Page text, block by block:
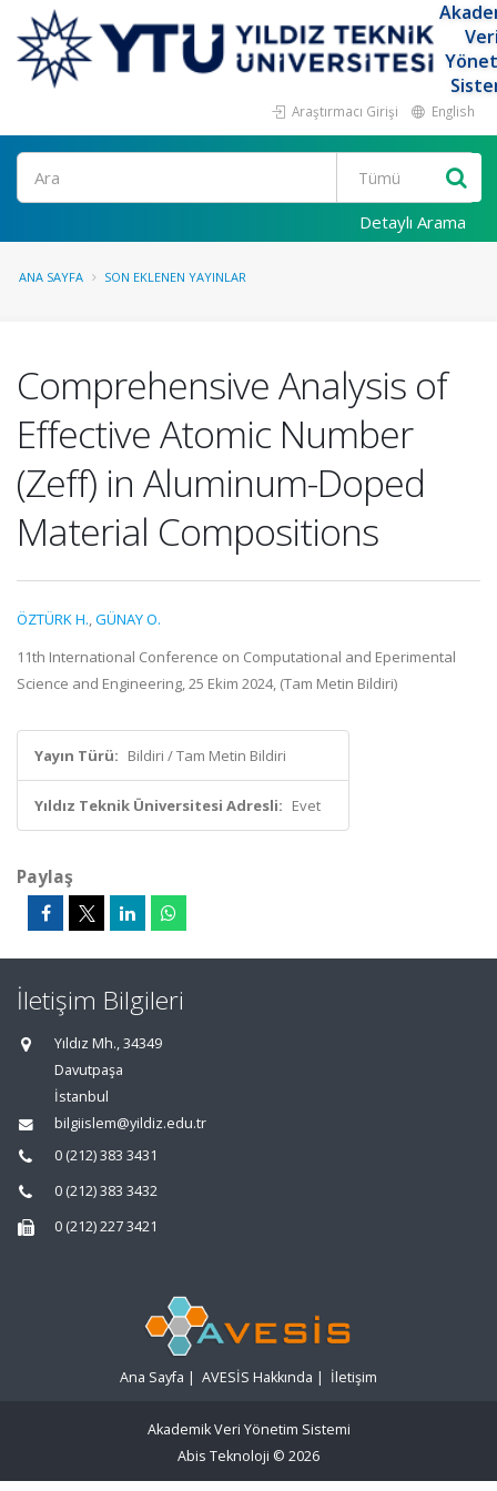
Araştırmacı Girişi English
Ara
Detaylı Arama
ANA SAYFA SON EKLENEN YAYINLAR
Comprehensive Analysis of
Effective Atomic Number
(Zeff) in Aluminum-Doped
Material Compositions
ÖZTÜRK H.,GÜNAY O.
11th International Conference on Computational and Eperimental
Science and Engineering, 25 Ekim 2024, (Tam Metin Bildiri)
Yayın Türü: Bildiri / Tam Metin Bildiri
Yıldız Teknik Üniversitesi Adresli: Evet
Paylaş
İletişim Bilgileri
Yıldız Mh., 34349
Davutpaşa
İstanbul
bilgiislem@yildiz.edu.tr
0 (212) 383 3431
0 (212) 383 3432
0 (212) 227 3421
Ana Sayfa | AVESİS Hakkında | İletişim
Akademik Veri Yönetim Sistemi
Abis Teknoloji © 2026